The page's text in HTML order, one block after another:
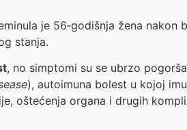
je 56‑godišnja žena
stanja.
, no simptomi su se ubrzo
), autoimuna bolest u kojoj
oštećenja organa i drugih